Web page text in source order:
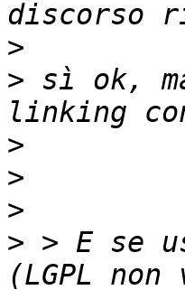
>
> sì ok,
>
>
>
> > E se